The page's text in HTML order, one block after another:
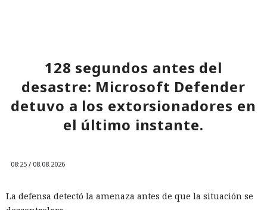
128 segundos antes del
desastre: Microsoft Defender
detuvo a los extorsionadores en
el último instante.
08:25 / 08.08.2026
La defensa detectó la amenaza antes de que la situación se